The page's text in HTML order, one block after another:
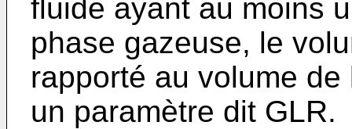
fluide ayant au moins
phase gazeuse, le
rapporté au volume
un paramètre dit GLR.